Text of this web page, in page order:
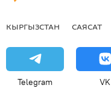
КЫРГЫЗСТАН САЯСАТ
Telegram VK